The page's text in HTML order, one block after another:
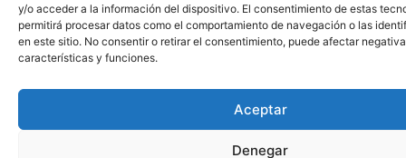
y/o acceder a la información del dispositivo. El consentimiento de estas
permitirá procesar datos como el comportamiento de navegación o las
en este sitio. No consentir o retirar el consentimiento, puede afectar
características y funciones.
Aceptar
Denegar